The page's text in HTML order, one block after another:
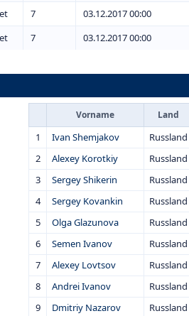
7 03.12.2017 00:00
7 03.12.2017 00:00
Vorname Land
1 Ivan Shemjakov Russland
2
Alexey Korotkiy Russland
3
Sergey Shikerin Russland
4
Sergey Kovankin Russland
5
Olga Glazunova Russland
6
Semen Ivanov Russland
7
Alexey Lovtsov Russland
8
Andrei Ivanov Russland
9
Dmitriy Nazarov Russland